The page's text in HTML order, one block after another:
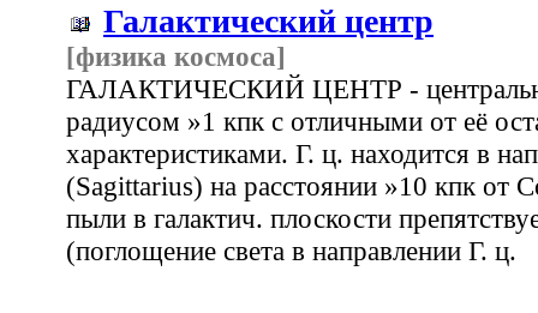
Галактический центр
[физика космоса]
ГАЛАКТИЧЕСКИЙ ЦЕНТР -
радиусом »1 кпк с отличными от её
характеристиками. Г. ц. находится в
(Sagittarius) на расстоянии »10 кпк от
пыли в галактич. плоскости
(поглощение света в направлении Г. ц.